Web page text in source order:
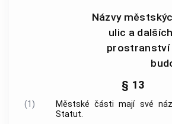
Názvy
ulic a
prostranství
§ 13
(1)
Městské části mají své
Statut.